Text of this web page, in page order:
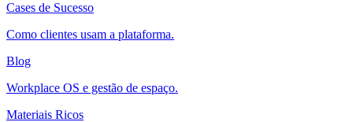
Cases de Sucesso
Como clientes usam a plataforma.
Blog
Workplace OS e gestão de espaço.
Materiais Ricos